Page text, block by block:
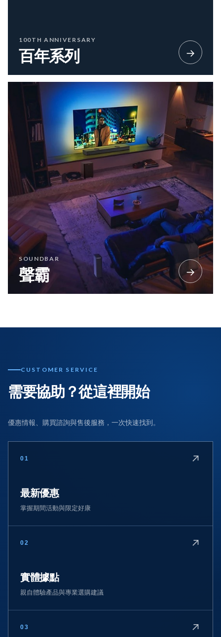
100TH ANNIVERSARY
百年系列 →
SOUNDBAR
聲霸 →
CUSTOMER SERVICE
需要協助？從這裡開始
優惠情報、購買諮詢與售後服務，一次快速找到。
01 ↗
最新優惠
掌握期間活動與限定好康
02 ↗
實體據點
親自體驗產品與專業選購建議
03 ↗